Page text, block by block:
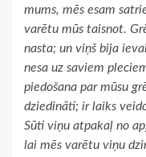
mums, mēs esam
varētu mūs taisnot.
nasta; un viņš bija
nesa uz saviem
piedošana par mūsu
dziedināti; ir laiks
Sūti viņu atpakaļ no
lai mēs varētu viņu